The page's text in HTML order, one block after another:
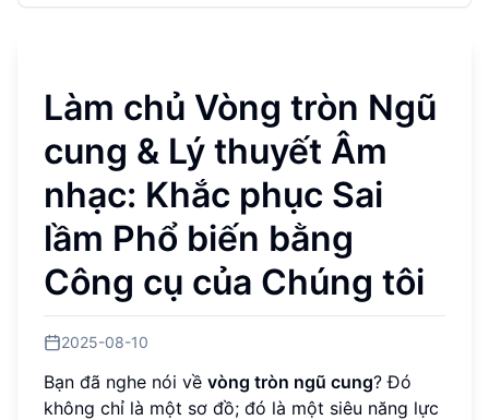
Làm chủ Vòng tròn Ngũ
cung & Lý thuyết Âm
nhạc: Khắc phục Sai
lầm Phổ biến bằng
Công cụ của Chúng tôi
2025-08-10
Bạn đã nghe nói về vòng tròn ngũ cung? Đó
không chỉ là một sơ đồ; đó là một siêu năng lực